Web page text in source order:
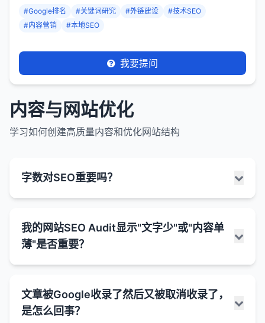
#Google排名 #关键词研究 #外链建设
#技术SEO
#内容营销
#本地SEO
我要提问
内容与网站优化
学习如何创建高质量内容和优化网站结构
字数对SEO重要吗？
因素。重要的是内容的质量、相关性和价值，而不仅
仅是字数。
字数与SEO的关系：
深度和全面性 ：较长的内容通常能够更深入、更全
面地覆盖一个主题，这有助于满足用户的信息需
求，并向搜索引擎展示你对该主题的权威性。
我的网站SEO Audit显示"文字少"或"内容单
薄"是否重要？
这通常意味着工具检测到页面上的文本内容不足以被
搜索引擎充分理解和评估。虽然这不一定是严重问
文章被Google收录了然后又被取消收录了，
是怎么回事？